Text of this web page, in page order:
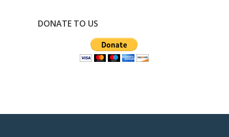
DONATE TO US